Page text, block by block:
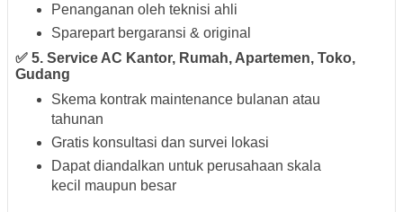
Penanganan oleh teknisi ahli
Sparepart bergaransi & original
✅ 5. Service AC Kantor, Rumah, Apartemen, Toko,
Gudang
Skema kontrak maintenance bulanan atau
tahunan
Gratis konsultasi dan survei lokasi
Dapat diandalkan untuk perusahaan skala
kecil maupun besar